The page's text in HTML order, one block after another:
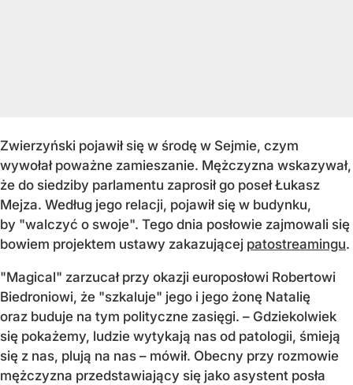
Zwierzyński pojawił się w środę w Sejmie, czym
wywołał poważne zamieszanie. Mężczyzna wskazywał,
że do siedziby parlamentu zaprosił go poseł Łukasz
Mejza. Według jego relacji, pojawił się w budynku,
by "walczyć o swoje". Tego dnia posłowie zajmowali się
bowiem projektem ustawy zakazującej patostreamingu.
"Magical" zarzucał przy okazji europosłowi Robertowi
Biedroniowi, że "szkaluje" jego i jego żonę Natalię
oraz buduje na tym polityczne zasięgi. – Gdziekolwiek
się pokażemy, ludzie wytykają nas od patologii, śmieją
się z nas, plują na nas – mówił. Obecny przy rozmowie
mężczyzna przedstawiający się jako asystent posła